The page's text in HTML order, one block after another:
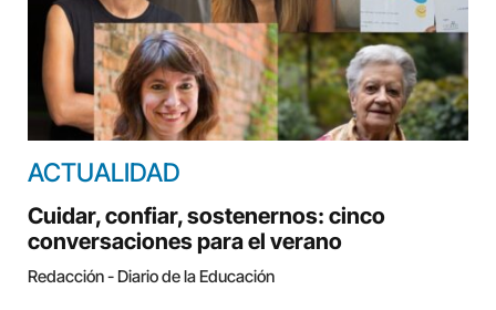
ACTUALIDAD
Cuidar, confiar, sostenernos: cinco
conversaciones para el verano
Redacción - Diario de la Educación